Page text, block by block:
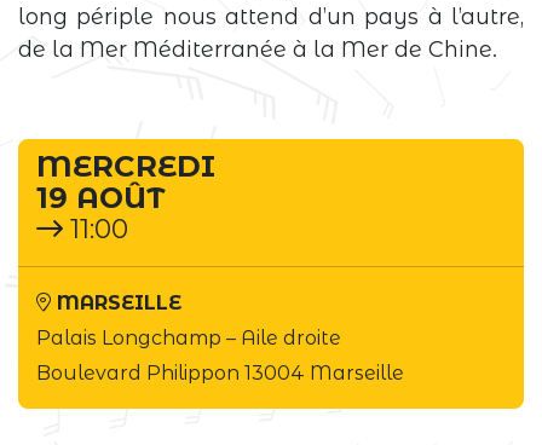
long périple nous attend d’un pays à l’autre,
de la Mer Méditerranée à la Mer de Chine.
MERCREDI
19 AOÛT
11:00
MARSEILLE
Palais Longchamp – Aile droite
Boulevard Philippon 13004 Marseille